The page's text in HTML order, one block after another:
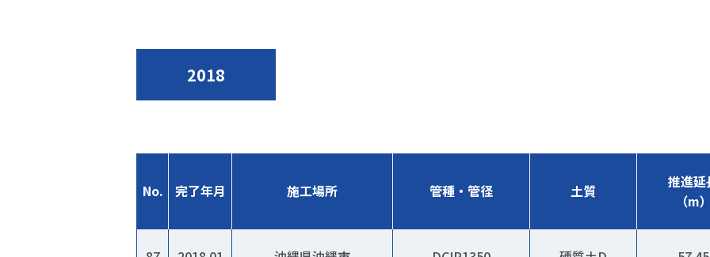
2018
No. 完了年月 施工場所 管種・管径 土質
推進延
（m